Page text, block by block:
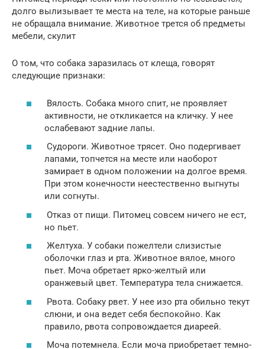
долго вылизывает те места на теле, на которые раньше
не обращала внимание. Животное трется об предметы
мебели, скулит
О том, что собака заразилась от клеща, говорят
следующие признаки:
Вялость. Собака много спит, не проявляет
активности, не откликается на кличку. У нее
ослабевают задние лапы.
Судороги. Животное трясет. Оно подергивает
лапами, топчется на месте или наоборот
замирает в одном положении на долгое время.
При этом конечности неестественно выгнуты
или согнуты.
Отказ от пищи. Питомец совсем ничего не ест,
но пьет.
Желтуха. У собаки пожелтели слизистые
оболочки глаз и рта. Животное вялое, много
пьет. Моча обретает ярко-желтый или
оранжевый цвет. Температура тела снижается.
Рвота. Собаку рвет. У нее изо рта обильно текут
слюни, и она ведет себя беспокойно. Как
правило, рвота сопровождается диареей.
Моча потемнела. Если моча приобретает темно-